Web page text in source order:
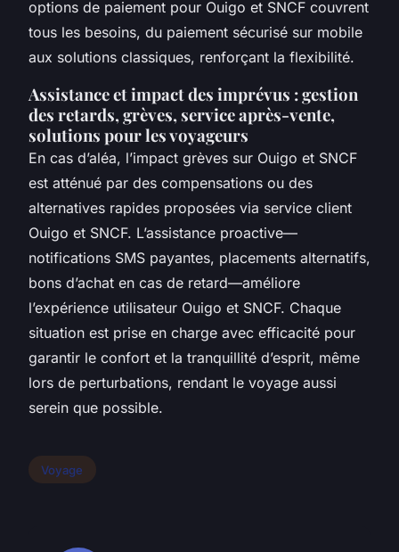
options de paiement pour Ouigo et SNCF couvrent
tous les besoins, du paiement sécurisé sur mobile
aux solutions classiques, renforçant la flexibilité.
Assistance et impact des imprévus : gestion
des retards, grèves, service après-vente,
solutions pour les voyageurs
En cas d’aléa, l’impact grèves sur Ouigo et SNCF
est atténué par des compensations ou des
alternatives rapides proposées via service client
Ouigo et SNCF. L’assistance proactive—
notifications SMS payantes, placements alternatifs,
bons d’achat en cas de retard—améliore
l’expérience utilisateur Ouigo et SNCF. Chaque
situation est prise en charge avec efficacité pour
garantir le confort et la tranquillité d’esprit, même
lors de perturbations, rendant le voyage aussi
serein que possible.
Voyage